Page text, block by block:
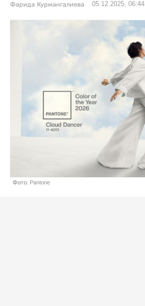
Фарида Курмангалиева 05.12.2025, 06:44
Фото: Pantone